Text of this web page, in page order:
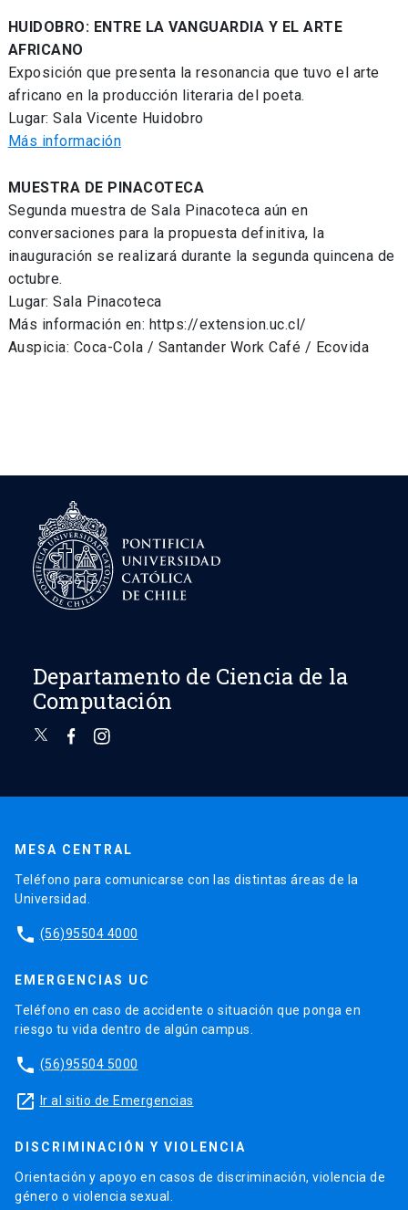
HUIDOBRO: ENTRE LA VANGUARDIA Y EL ARTE
AFRICANO
Exposición que presenta la resonancia que tuvo el arte
africano en la producción literaria del poeta.
Lugar: Sala Vicente Huidobro
Más información
MUESTRA DE PINACOTECA
Segunda muestra de Sala Pinacoteca aún en
conversaciones para la propuesta definitiva, la
inauguración se realizará durante la segunda quincena de
octubre.
Lugar: Sala Pinacoteca
Más información en: https://extension.uc.cl/
Auspicia: Coca-Cola / Santander Work Café / Ecovida
Departamento de Ciencia de la
Computación
MESA CENTRAL
Teléfono para comunicarse con las distintas áreas de la
Universidad.
phone (56)95504 4000
EMERGENCIAS UC
Teléfono en caso de accidente o situación que ponga en
riesgo tu vida dentro de algún campus.
phone (56)95504 5000
launch Ir al sitio de Emergencias
DISCRIMINACIÓN Y VIOLENCIA
Orientación y apoyo en casos de discriminación, violencia de
género o violencia sexual.